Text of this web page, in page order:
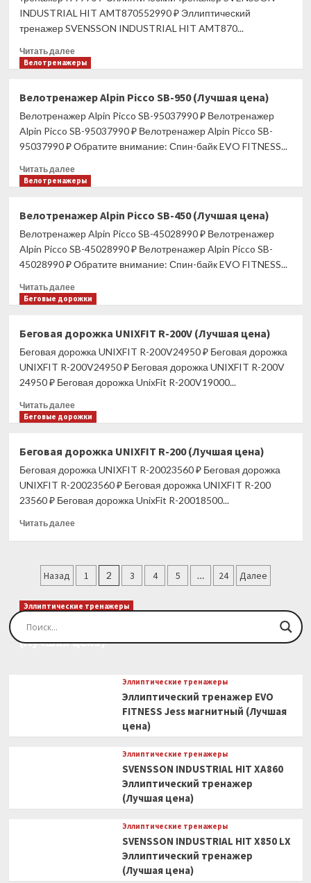
тренажер
(Лучшая
INDUSTRIAL HIT AMT870552990 ₽ Эллиптический
тренажер SVENSSON INDUSTRIAL HIT AMT870...
Читать далееПрочитать
больше
INDUSTRIAL
HIT
AMT870
Эллиптический
тренажер
(Лучшая
цена)
Велотренажеры
Велотренажер Alpin Picco SB-950 (Лучшая цена)
Велотренажер Alpin Picco SB-95037990 ₽ Велотренажер
Alpin Picco SB-95037990 ₽ Велотренажер Alpin Picco SB-
95037990 ₽ Обратите внимание: Спин-байк EVO FITNESS...
Читать далееПрочитать
больше
Alpin
Picco
SB-
950
(Лучшая
цена)
Велотренажеры
Велотренажер Alpin Picco SB-450 (Лучшая цена)
Велотренажер Alpin Picco SB-45028990 ₽ Велотренажер
Alpin Picco SB-45028990 ₽ Велотренажер Alpin Picco SB-
45028990 ₽ Обратите внимание: Спин-байк EVO FITNESS...
Читать далееПрочитать
больше
Alpin
Picco
SB-
(Лучшая
цена)
Беговые дорожки
Беговая дорожка UNIXFIT R-200V (Лучшая цена)
Беговая дорожка UNIXFIT R-200V24950 ₽ Беговая дорожка
UNIXFIT R-200V24950 ₽ Беговая дорожка UNIXFIT R-200V
24950 ₽ Беговая дорожка UnixFit R-200V19000...
Читать далееПрочитать
больше
дорожка
UNIXFIT
R-
(Лучшая
цена)
Беговые дорожки
Беговая дорожка UNIXFIT R-200 (Лучшая цена)
Беговая дорожка UNIXFIT R-20023560 ₽ Беговая дорожка
UNIXFIT R-20023560 ₽ Беговая дорожка UNIXFIT R-200
23560 ₽ Беговая дорожка UnixFit R-20018500...
Читать далееПрочитать
дорожка
UNIXFIT
R-
200
цена)
Пагинация
записей
Назад 1 2 3 4 5 … 24 Далее
Эллиптические тренажеры
Эллиптический тренажер EVO FITNESS Orion
(Лучшая цена)
Эллиптические тренажеры
Эллиптический тренажер EVO
FITNESS Jess магнитный (Лучшая
цена)
Эллиптические тренажеры
SVENSSON INDUSTRIAL HIT XA860
Эллиптический тренажер
(Лучшая цена)
Эллиптические тренажеры
SVENSSON INDUSTRIAL HIT X850 LX
Эллиптический тренажер
(Лучшая цена)